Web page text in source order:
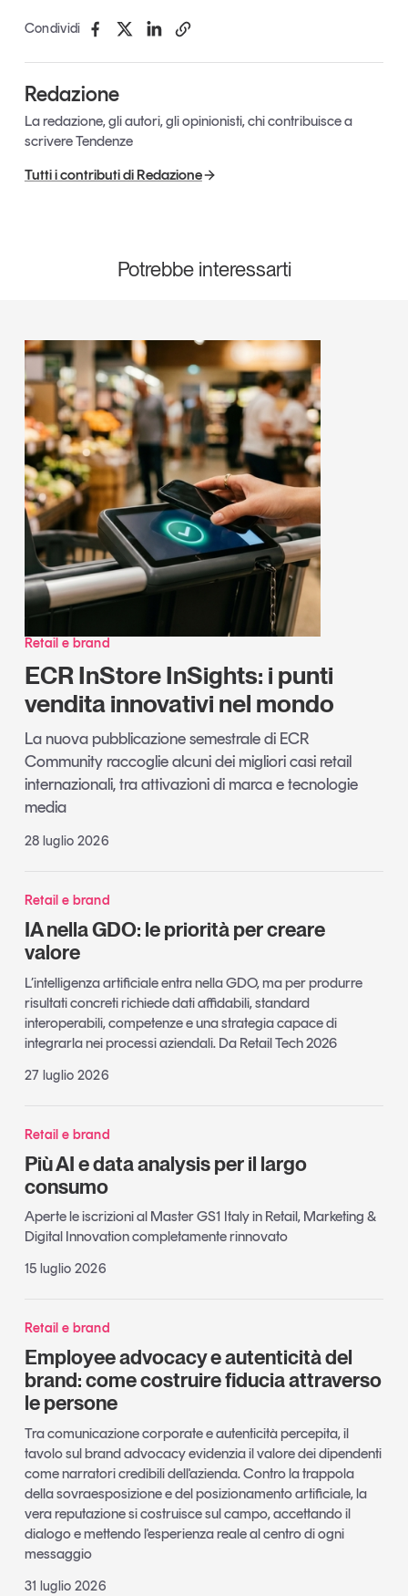
Condividi
Redazione
La redazione, gli autori, gli opinionisti, chi contribuisce a
scrivere Tendenze
Tutti i contributi di Redazione
Potrebbe interessarti
Retail e brand
ECR InStore InSights: i punti
vendita innovativi nel mondo
La nuova pubblicazione semestrale di ECR
Community raccoglie alcuni dei migliori casi retail
internazionali, tra attivazioni di marca e tecnologie
media
28 luglio 2026
Retail e brand
IA nella GDO: le priorità per creare
valore
L’intelligenza artificiale entra nella GDO, ma per produrre
risultati concreti richiede dati affidabili, standard
interoperabili, competenze e una strategia capace di
integrarla nei processi aziendali. Da Retail Tech 2026
27 luglio 2026
Retail e brand
Più AI e data analysis per il largo
consumo
Aperte le iscrizioni al Master GS1 Italy in Retail, Marketing &
Digital Innovation completamente rinnovato
15 luglio 2026
Retail e brand
Employee advocacy e autenticità del
brand: come costruire fiducia attraverso
le persone
Tra comunicazione corporate e autenticità percepita, il
tavolo sul brand advocacy evidenzia il valore dei dipendenti
come narratori credibili dell'azienda. Contro la trappola
della sovraesposizione e del posizionamento artificiale, la
vera reputazione si costruisce sul campo, accettando il
dialogo e mettendo l'esperienza reale al centro di ogni
messaggio
31 luglio 2026